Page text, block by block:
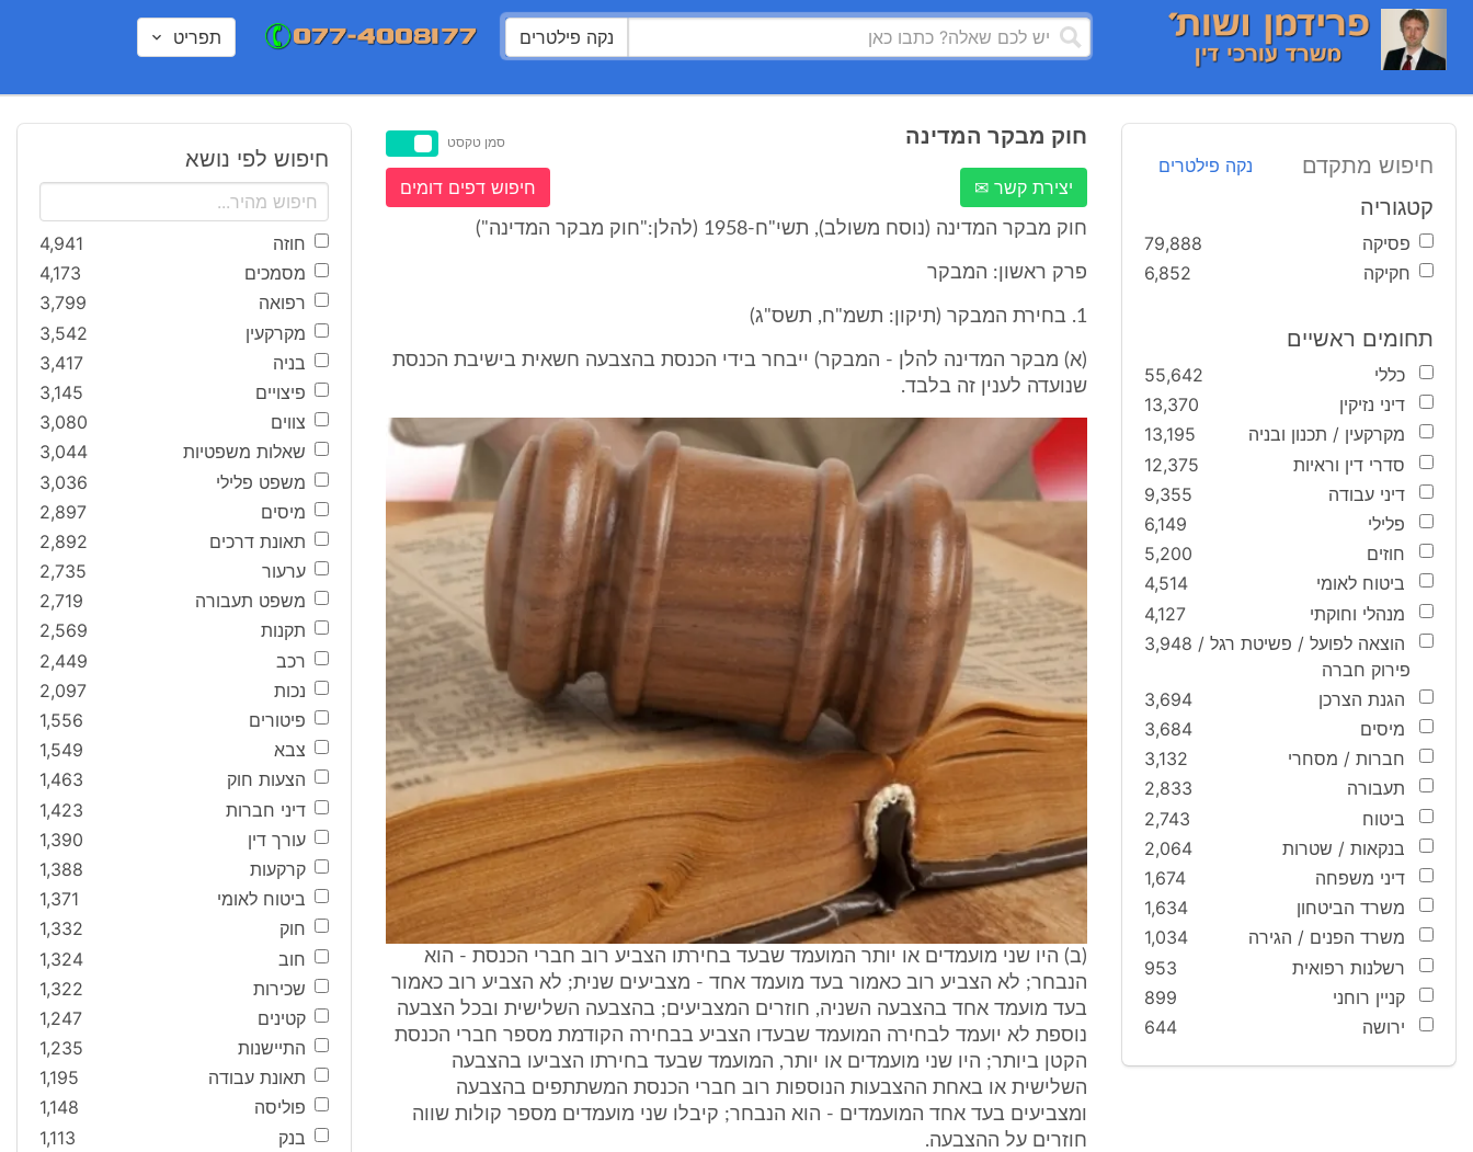
נקה פילטרים תפריט
חיפוש מתקדם נקה פילטרים
קטגוריה
פסיקה
79,888
חקיקה
6,852
תחומים ראשיים
כללי
55,642
דיני נזיקין
13,370
מקרקעין / תכנון ובניה
13,195
סדרי דין וראיות
12,375
דיני עבודה
9,355
פלילי
6,149
חוזים
5,200
ביטוח לאומי
4,514
מנהלי וחוקתי
4,127
הוצאה לפועל / פשיטת רגל /
פירוק חברה
3,948
הגנת הצרכן
3,694
מיסים
3,684
חברות / מסחרי
3,132
תעבורה
2,833
ביטוח
2,743
בנקאות / שטרות
2,064
דיני משפחה
1,674
משרד הביטחון
1,634
משרד הפנים / הגירה
1,034
רשלנות רפואית
953
קניין רוחני
899
ירושה
644
חוק מבקר המדינה סמן טקסט
יצירת קשר ✉ חיפוש דפים דומים
חוק מבקר המדינה (נוסח משולב), תשי"ח-1958 (להלן:"חוק מבקר המדינה")
פרק ראשון: המבקר
1. בחירת המבקר (תיקון: תשמ"ח, תשס"ג)
(א) מבקר המדינה להלן - המבקר) ייבחר בידי הכנסת בהצבעה חשאית בישיבת הכנסת
שנועדה לענין זה בלבד.
(ב) היו שני מועמדים או יותר המועמד שבעד בחירתו הצביע רוב חברי הכנסת - הוא
הנבחר; לא הצביע רוב כאמור בעד מועמד אחד - מצביעים שנית; לא הצביע רוב כאמור
בעד מועמד אחד בהצבעה השניה, חוזרים המצביעים; בהצבעה השלישית ובכל הצבעה
נוספת לא יועמד לבחירה המועמד שבעדו הצביע בבחירה הקודמת מספר חברי הכנסת
הקטן ביותר; היו שני מועמדים או יותר, המועמד שבעד בחירתו הצביעו בהצבעה
השלישית או באחת ההצבעות הנוספות רוב חברי הכנסת המשתתפים בהצבעה
ומצביעים בעד אחד המועמדים - הוא הנבחר; קיבלו שני מועמדים מספר קולות שווה
חוזרים על ההצבעה.
חיפוש לפי נושא
חוזה
4,941
מסמכים
4,173
רפואה
3,799
מקרקעין
3,542
בניה
3,417
פיצויים
3,145
צווים
3,080
שאלות משפטיות
3,044
משפט פלילי
3,036
מיסים
2,897
תאונת דרכים
2,892
ערעור
2,735
משפט תעבורה
2,719
תקנות
2,569
רכב
2,449
נכות
2,097
פיטורים
1,556
צבא
1,549
הצעות חוק
1,463
דיני חברות
1,423
עורך דין
1,390
קרקעות
1,388
ביטוח לאומי
1,371
חוק
1,332
חוב
1,324
שכירות
1,322
קטינים
1,247
התיישנות
1,235
תאונת עבודה
1,195
פוליסה
1,148
בנק
1,113